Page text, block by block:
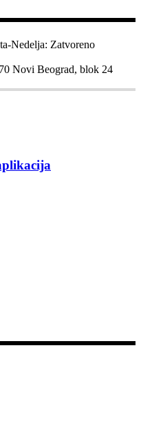
Nedelja: Zatvoreno
Novi Beograd, blok 24